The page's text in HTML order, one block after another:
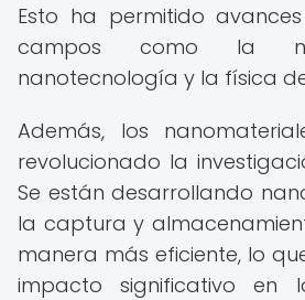
Esto ha permitido
campos como la
nanotecnología y la física
Además, los
revolucionado la
Se están desarrollando
la captura y
manera más eficiente, lo
impacto significativo en